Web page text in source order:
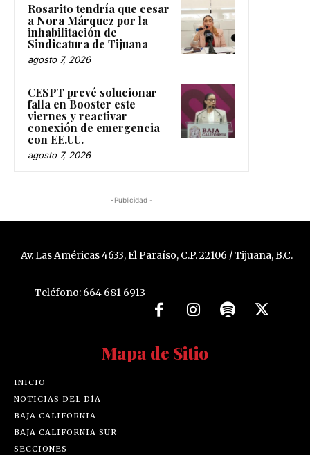
Rosarito tendría que cesar
a Nora Márquez por la
inhabilitación de
Sindicatura de Tijuana
agosto 7, 2026
CESPT prevé solucionar
falla en Booster este
viernes y reactivar
conexión de emergencia
con EE.UU.
agosto 7, 2026
-Publicidad -
Av. Las Américas 4633, El Paraíso, C.P. 22106 / Tijuana, B.C.
Teléfono: 664 681 6913
Mapa de Sitio
INICIO
NOTICIAS DEL DÍA
BAJA CALIFORNIA
BAJA CALIFORNIA SUR
SECCIONES